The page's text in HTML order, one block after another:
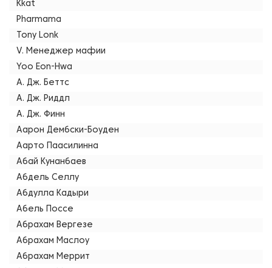
Kkat
Pharmama
Tony Lonk
V. Менеджер мафии
Yoo Eon-Hwa
А. Дж. Беттс
А. Дж. Риддл
А. Дж. Финн
Аарон Дембски-Боуден
Аарто Паасилинна
Абай Кунанбаев
Абдель Селлу
Абдулла Кадыри
Абель Поссе
Абрахам Вергезе
Абрахам Маслоу
Абрахам Меррит